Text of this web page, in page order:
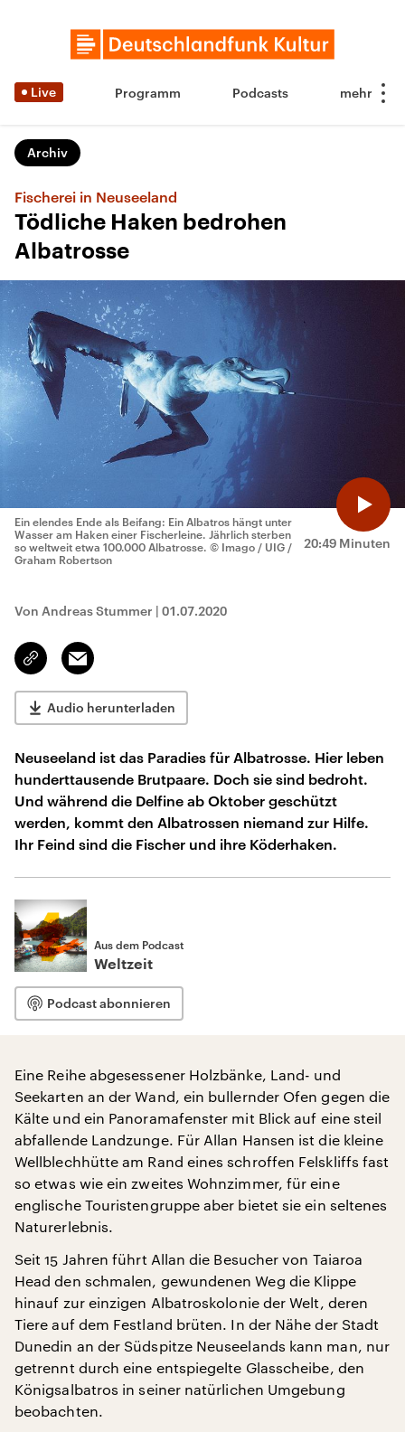
Live Programm Podcasts
Archiv
Fischerei in Neuseeland
Tödliche Haken bedrohen
Albatrosse
20:49 Minuten
Ein elendes Ende als Beifang: Ein Albatros hängt unter
Wasser am Haken einer Fischerleine. Jährlich sterben
so weltweit etwa 100.000 Albatrosse. © Imago / UIG /
Graham Robertson
Von Andreas Stummer | 01.07.2020
Link
kopieren/teilen
Email
Audio herunterladen
Neuseeland ist das Paradies für Albatrosse. Hier leben
hunderttausende Brutpaare. Doch sie sind bedroht.
Und während die Delfine ab Oktober geschützt
werden, kommt den Albatrossen niemand zur Hilfe.
Ihr Feind sind die Fischer und ihre Köderhaken.
Aus dem Podcast
Weltzeit
Podcast abonnieren
Eine Reihe abgesessener Holzbänke, Land- und
Seekarten an der Wand, ein bullernder Ofen gegen die
Kälte und ein Panoramafenster mit Blick auf eine steil
abfallende Landzunge. Für Allan Hansen ist die kleine
Wellblechhütte am Rand eines schroffen Felskliffs fast
so etwas wie ein zweites Wohnzimmer, für eine
englische Touristengruppe aber bietet sie ein seltenes
Naturerlebnis.
Seit 15 Jahren führt Allan die Besucher von Taiaroa
Head den schmalen, gewundenen Weg die Klippe
hinauf zur einzigen Albatroskolonie der Welt, deren
Tiere auf dem Festland brüten. In der Nähe der Stadt
Dunedin an der Südspitze Neuseelands kann man, nur
getrennt durch eine entspiegelte Glasscheibe, den
Königsalbatros in seiner natürlichen Umgebung
beobachten.